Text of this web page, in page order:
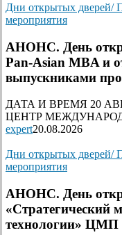
Дни открытых дверей/
мероприятия
АНОНС. День
Pan-Asian MBA и
выпускниками
ДАТА И ВРЕМЯ 20
ЦЕНТР
expert20.08.2026
Дни открытых дверей/
мероприятия
АНОНС. День
«Стратегический
технологии»